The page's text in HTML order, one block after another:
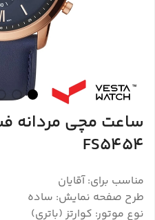
FS5454
مناسب برای: آقایان
طرح صفحه نمایش: ساده
نوع موتور: کوارتز (باتری)